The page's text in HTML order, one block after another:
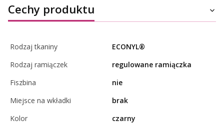
Cechy produktu
Rodzaj tkaniny
ECONYL®
Rodzaj ramiączek
regulowane ramiączka
Fiszbina
nie
Miejsce na wkładki
brak
Kolor
czarny